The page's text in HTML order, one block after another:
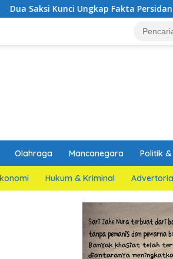
Fakta Persidangan Yang
Olahraga Mancanegara Politik
Hukum & Kriminal